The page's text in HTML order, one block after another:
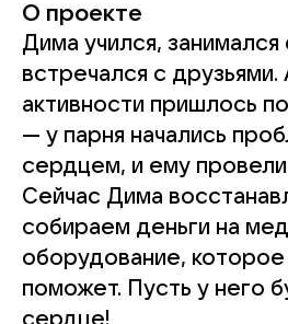
О проекте
Дима учился, занимался
встречался с
активности пришлось
— у парня начались
сердцем, и ему
Сейчас Дима
собираем деньги на
оборудование,
поможет. Пусть у него